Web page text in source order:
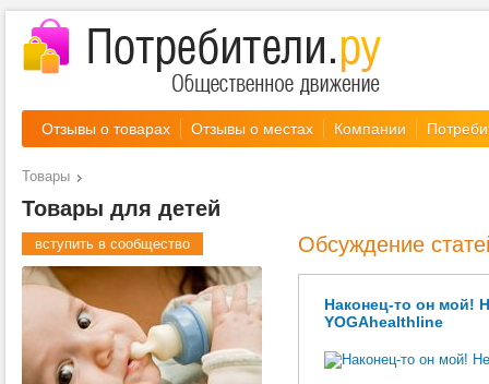
Отзывы о товарах Отзывы о местах Компании
Товары
Товары для детей
вступить в сообщество Обсуждение
Наконец-то он мой!
YOGAhealthline